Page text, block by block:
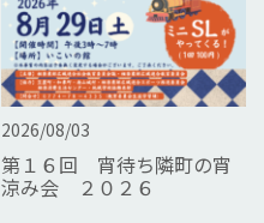
2026/08/03
第１６回 宵待ち隣町の宵
涼み会 ２０２６